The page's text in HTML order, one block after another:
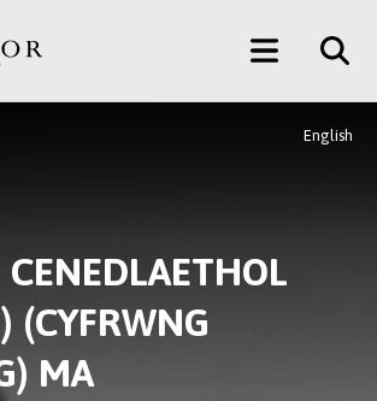
Main
Menu
English
CENEDLAETHOL
(CYFRWNG
MA